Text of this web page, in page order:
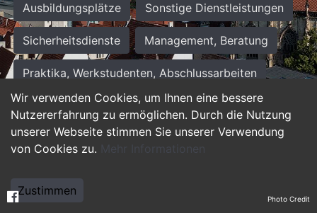
Wir verwenden Cookies, um Ihnen eine bessere
Nutzererfahrung zu ermöglichen. Durch die Nutzung
unserer Webseite stimmen Sie unserer Verwendung
von Cookies zu. Mehr Informationen
Zustimmen
Ausbildungsplätze Sonstige Dienstleistungen
Sicherheitsdienste Management, Beratung
Praktika, Werkstudenten, Abschlussarbeiten
Personalwesen Assistenz, Sekretariat
Hilfskräfte, Aushilfs- und Nebenjobs
Weiterbildung, Studium, duale Ausbildung Photo Credit